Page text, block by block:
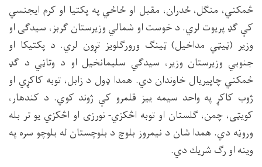
څمكني، منګل، ځدران، مقبل او ځاځي په پكتيا او كرم ايجنسي
كې ګډ پريوت لري. د خوست او شمالي وزيرستان ګربز، سيدګى او
وزير (ټيټي مداخيل) ټينګ ورورګلويز تړون لري. د پكتيكا او
جنوبي وزيرستان وزير، سيدګي سليمانخيل او د وتاڼي د ګډ
ځمكني چاپيريال خاوندان دي. همدا ډول د زابل، توبه كاكړي او
ژوب كاكړ په واحد سيمه ييز قلمرو كې ژوند كوي. د كندهار،
كويټى، چمن، ګلستان او توبه اڅكزي- نورزى او اڅكزي يو تر بله
وروڼه دي. همدا شان د نيمروز بلوچ د بلوچستان له بلوچو سره په
وينه او رګ شريك دي.